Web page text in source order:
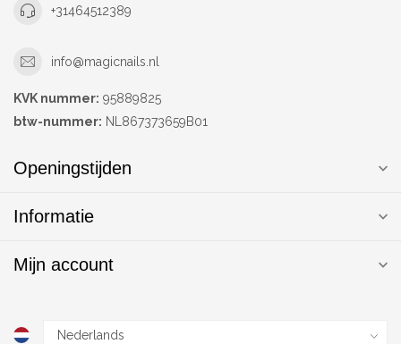
+31464512389
info@magicnails.nl
KVK nummer: 95889825
btw-nummer: NL867373659B01
Openingstijden
Informatie
Mijn account